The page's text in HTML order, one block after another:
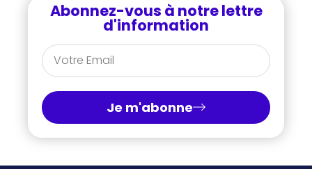
Abonnez-vous à notre lettre
d'information
Je m'abonne